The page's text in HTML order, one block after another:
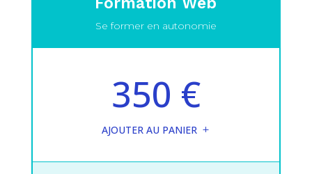
Se former en autonomie
350 €
AJOUTER AU PANIER